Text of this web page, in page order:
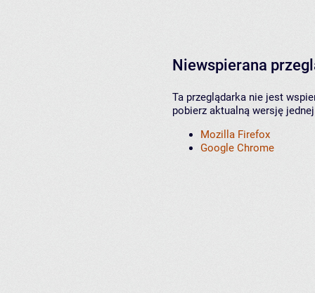
Niewspierana
Ta przeglądarka nie jest
pobierz aktualną wersję
Mozilla Firefox
Google Chrome